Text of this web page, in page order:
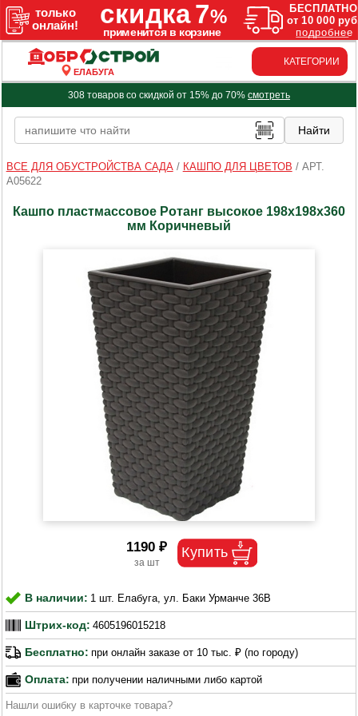
ЕЛАБУГА
КАТЕГОРИИ
308 товаров со скидкой от 15% до 70% смотреть
ВСЕ ДЛЯ ОБУСТРОЙСТВА САДА/ КАШПО ДЛЯ ЦВЕТОВ / АРТ.
A05622
Кашпо пластмассовое Ротанг высокое 198х198х360
мм Коричневый
1190 ₽
В наличии: 1 шт. Елабуга, ул. Баки Урманче 36В
Штрих-код: 4605196015218
Бесплатно: при онлайн заказе от 10 тыс. ₽ (по городу)
Оплата: при получении наличными либо картой
Нашли ошибку в карточке товара?